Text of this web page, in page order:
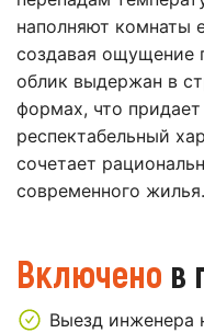
наполняют комнаты
создавая ощущение
облик выдержан в
формах, что
респектабельный
сочетает
современного жилья.
Включено в
Выезд инженера